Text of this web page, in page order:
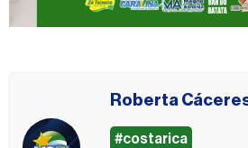
Roberta
#costarica